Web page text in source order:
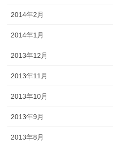
2014年2月
2014年1月
2013年12月
2013年11月
2013年10月
2013年9月
2013年8月